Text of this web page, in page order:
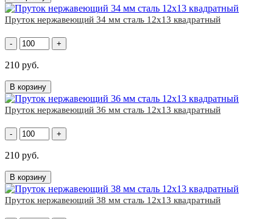
Пруток нержавеющий 34 мм сталь 12х13 квадратный
- +
210 руб.
В корзину
Пруток нержавеющий 36 мм сталь 12х13 квадратный
- +
210 руб.
В корзину
Пруток нержавеющий 38 мм сталь 12х13 квадратный